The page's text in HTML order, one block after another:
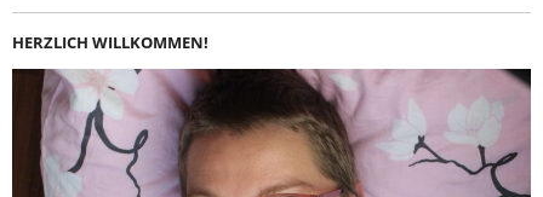
HERZLICH WILLKOMMEN!